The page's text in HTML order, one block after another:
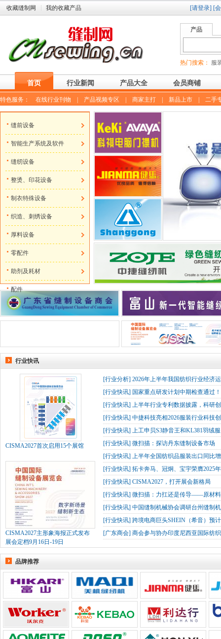
收藏缝制网 我的收藏产品 [请登录] [
产品
热门搜索： 服
首页 行业新闻 产品大全 会员商铺
特色服务： 在线行业刊物 产品视频专区 商家主打 新品上市 二手
缝前设备
智能生产系统及软件
缝纫设备
整烫、印花设备
制衣特殊设备
织造、刺绣设备
厚料设备
零配件
助剂及耗材
配件
行业快讯
CISMA2027首次启用15个展馆
CISMA2027主形象海报正式发布
展会定档9月16日-19日
[行业分析] 2026年上半年我国纺织行业经济
[行业快讯] 国家重点研发计划中期检查通过
[行业快讯] 上半年行业专利数据披露，科研
[行业快讯] 中捷科技亮相2026服装行业科技
[行业快讯] 上工申贝S3静音王和KL381羽绒
[行业快讯] 微扫描：探访丹东缝制设备市场
[行业快讯] 上半年全国纺织品服装出口同比
[行业快讯] 拓卡奔马、冠炯、宝宇荣膺2025
[行业快讯] CISMA2027，打开展会新格局
[行业快讯] 微扫描：力扛还是传导——原材
[行业快讯] 中国缝制机械协会调研台州缝制
[行业快讯] 跨境电商巨头SHEIN（希音）预
[广东商会] 商会参与协办印度尼西亚国际纺
品牌推荐